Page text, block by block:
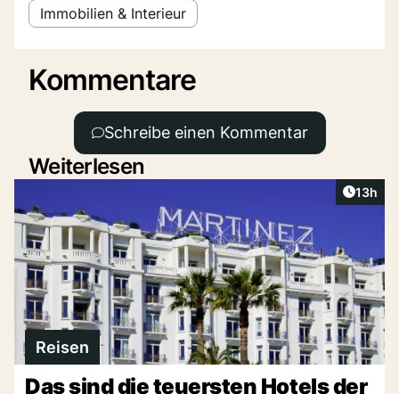
Immobilien & Interieur
Kommentare
Schreibe einen Kommentar
Weiterlesen
Artikel
13h
Reisen
Das sind die teuersten Hotels der